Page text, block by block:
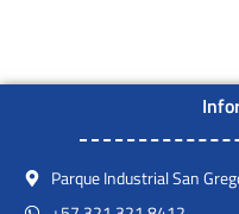
Parque Industrial San